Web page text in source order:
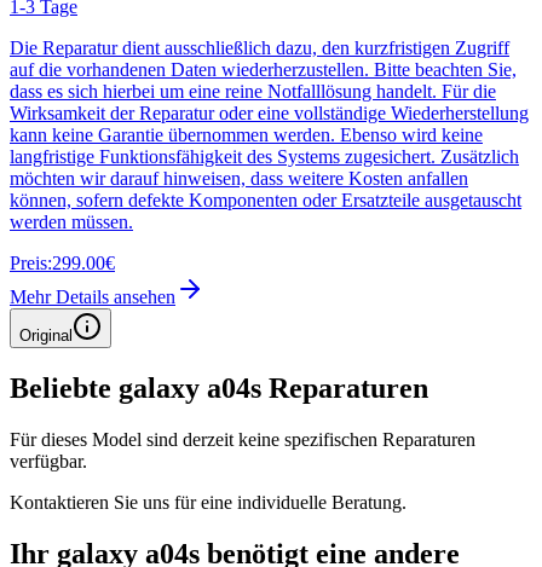
1-3 Tage
Die Reparatur dient ausschließlich dazu, den kurzfristigen Zugriff
auf die vorhandenen Daten wiederherzustellen. Bitte beachten Sie,
dass es sich hierbei um eine reine Notfalllösung handelt. Für die
Wirksamkeit der Reparatur oder eine vollständige Wiederherstellung
kann keine Garantie übernommen werden. Ebenso wird keine
langfristige Funktionsfähigkeit des Systems zugesichert. Zusätzlich
möchten wir darauf hinweisen, dass weitere Kosten anfallen
können, sofern defekte Komponenten oder Ersatzteile ausgetauscht
werden müssen.
Preis:299.00€
Mehr Details ansehen
Original
Beliebte galaxy a04s Reparaturen
Für dieses Model sind derzeit keine spezifischen Reparaturen
verfügbar.
Kontaktieren Sie uns für eine individuelle Beratung.
Ihr galaxy a04s benötigt eine andere